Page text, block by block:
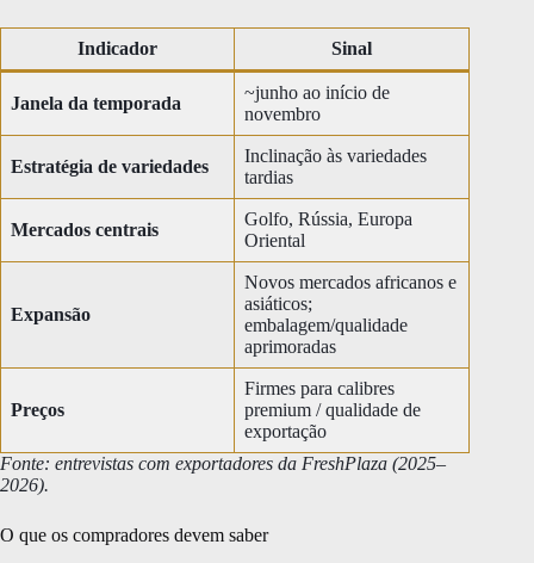
Indicador Sinal
Janela da temporada
~junho ao início de
novembro
Estratégia de variedades
Inclinação às variedades
tardias
Mercados centrais
Golfo, Rússia, Europa
Oriental
Expansão
Novos mercados africanos e
asiáticos;
embalagem/qualidade
aprimoradas
Preços
Firmes para calibres
premium / qualidade de
exportação
Fonte: entrevistas com exportadores da FreshPlaza (2025–
2026).
O que os compradores devem saber